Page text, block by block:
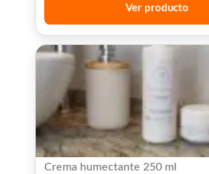
Ver producto
Crema humectante 250 ml